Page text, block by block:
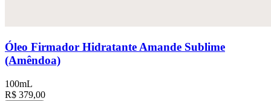
Óleo Firmador Hidratante Amande Sublime
(Amêndoa)
100mL
R$ 379,00